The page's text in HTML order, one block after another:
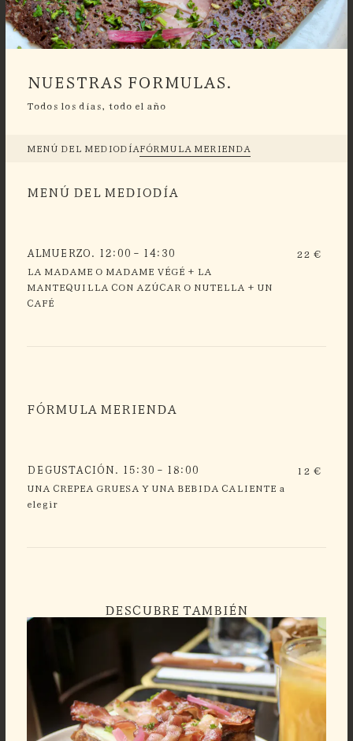
NUESTRAS FORMULAS.
Todos los días, todo el año
MENÚ DEL MEDIODÍAFÓRMULA MERIENDA
MENÚ DEL MEDIODÍA
ALMUERZO. 12:00 - 14:30
LA MADAME O MADAME VÉGÉ + LA
MANTEQUILLA CON AZÚCAR O NUTELLA + UN
CAFÉ
22 €
FÓRMULA MERIENDA
DEGUSTACIÓN. 15:30 - 18:00
UNA CREPEA GRUESA Y UNA BEBIDA CALIENTE a
elegir
12 €
DESCUBRE TAMBIÉN